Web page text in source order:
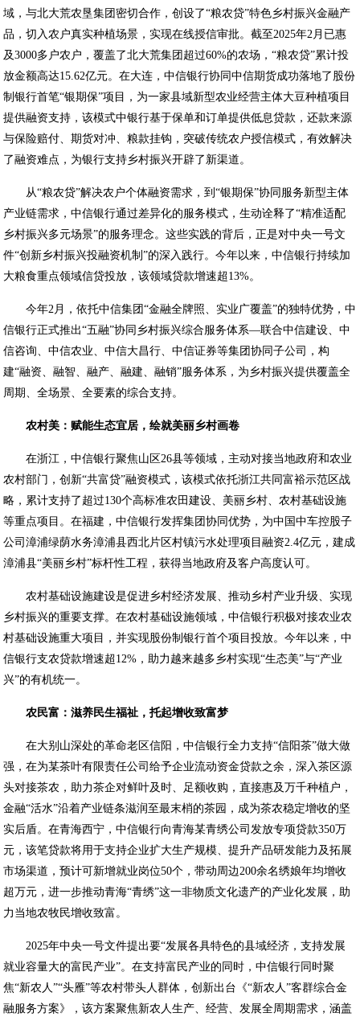
域，与北大荒农垦集团密切合作，创设了“粮农贷”特色乡村振兴金融产
品，切入农户真实种植场景，实现在线授信审批。截至2025年2月已惠
及3000多户农户，覆盖了北大荒集团超过60%的农场，“粮农贷”累计投
放金额高达15.62亿元。在大连，中信银行协同中信期货成功落地了股份
制银行首笔“银期保”项目，为一家县域新型农业经营主体大豆种植项目
提供融资支持，该模式中银行基于保单和订单提供低息贷款，还款来源
与保险赔付、期货对冲、粮款挂钩，突破传统农户授信模式，有效解决
了融资难点，为银行支持乡村振兴开辟了新渠道。
从“粮农贷”解决农户个体融资需求，到“银期保”协同服务新型主体
产业链需求，中信银行通过差异化的服务模式，生动诠释了“精准适配
乡村振兴多元场景”的服务理念。这些实践的背后，正是对中央一号文
件“创新乡村振兴投融资机制”的深入践行。今年以来，中信银行持续加
大粮食重点领域信贷投放，该领域贷款增速超13%。
今年2月，依托中信集团“金融全牌照、实业广覆盖”的独特优势，中
信银行正式推出“五融”协同乡村振兴综合服务体系—联合中信建设、中
信咨询、中信农业、中信大昌行、中信证券等集团协同子公司，构
建“融资、融智、融产、融建、融销”服务体系，为乡村振兴提供覆盖全
周期、全场景、全要素的综合支持。
农村美：赋能生态宜居，绘就美丽乡村画卷
在浙江，中信银行聚焦山区26县等领域，主动对接当地政府和农业
农村部门，创新“共富贷”融资模式，该模式依托浙江共同富裕示范区战
略，累计支持了超过130个高标准农田建设、美丽乡村、农村基础设施
等重点项目。在福建，中信银行发挥集团协同优势，为中国中车控股子
公司漳浦绿荫水务漳浦县西北片区村镇污水处理项目融资2.4亿元，建成
漳浦县“美丽乡村”标杆性工程，获得当地政府及客户高度认可。
农村基础设施建设是促进乡村经济发展、推动乡村产业升级、实现
乡村振兴的重要支撑。在农村基础设施领域，中信银行积极对接农业农
村基础设施重大项目，并实现股份制银行首个项目投放。今年以来，中
信银行支农贷款增速超12%，助力越来越多乡村实现“生态美”与“产业
兴”的有机统一。
农民富：滋养民生福祉，托起增收致富梦
在大别山深处的革命老区信阳，中信银行全力支持“信阳茶”做大做
强，在为某茶叶有限责任公司给予企业流动资金贷款之余，深入茶区源
头对接茶农，助力茶企对鲜叶及时、足额收购，直接惠及万千种植户，
金融“活水”沿着产业链条滋润至最末梢的茶园，成为茶农稳定增收的坚
实后盾。在青海西宁，中信银行向青海某青绣公司发放专项贷款350万
元，该笔贷款将用于支持企业扩大生产规模、提升产品研发能力及拓展
市场渠道，预计可新增就业岗位50个，带动周边200余名绣娘年均增收
超万元，进一步推动青海“青绣”这一非物质文化遗产的产业化发展，助
力当地农牧民增收致富。
2025年中央一号文件提出要“发展各具特色的县域经济，支持发展
就业容量大的富民产业”。在支持富民产业的同时，中信银行同时聚
焦“新农人”“头雁”等农村带头人群体，创新出台《“新农人”客群综合金
融服务方案》，该方案聚焦新农人生产、经营、发展全周期需求，涵盖